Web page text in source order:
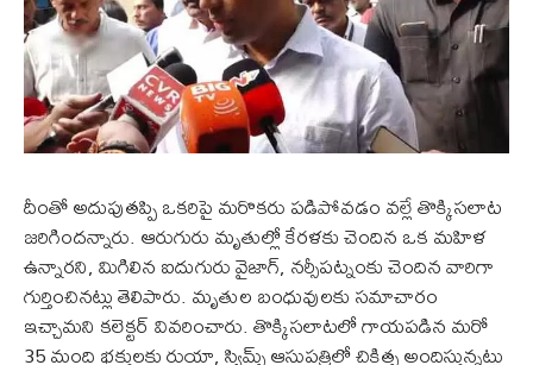
దీంతో అదుపుతప్పి ఒకరిపై మరొకరు పడిపోవడం వల్లే తొక్కిసలాట
జరిగిందన్నారు. ఆరుగురు మృతుల్లో కేరళకు చెందిన ఒక మహిళ
ఉన్నారని, మిగిలిన ఐదుగురు వైజాగ్, నర్సీపట్నంకు చెందిన వారిగా
గుర్తించినట్లు తెలిపారు. మృతుల బంధువులకు సమాచారం
ఇచ్చామని కలెక్టర్ వివరించారు. తొక్కిసలాటలో గాయపడిన మరో
35 మంది భక్తులకు రుయా, స్విమ్స్‌ ఆసుపత్రిలో చికిత్స అందిస్తున్నట్లు